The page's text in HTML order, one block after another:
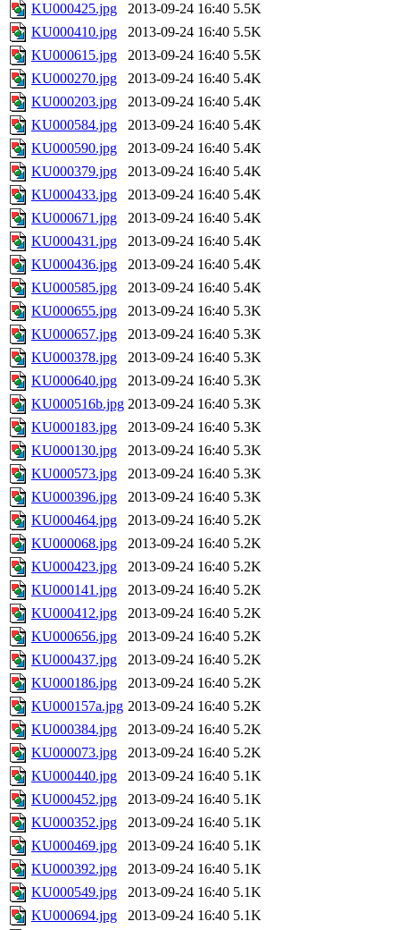
KU000425.jpg 2013-09-24 16:40 5.5K
KU000410.jpg
2013-09-24 16:40 5.5K
KU000615.jpg
2013-09-24 16:40 5.5K
KU000270.jpg
2013-09-24 16:40 5.4K
KU000203.jpg
2013-09-24 16:40 5.4K
KU000584.jpg
2013-09-24 16:40 5.4K
KU000590.jpg
2013-09-24 16:40 5.4K
KU000379.jpg
2013-09-24 16:40 5.4K
KU000433.jpg
2013-09-24 16:40 5.4K
KU000671.jpg
2013-09-24 16:40 5.4K
KU000431.jpg
2013-09-24 16:40 5.4K
KU000436.jpg
2013-09-24 16:40 5.4K
KU000585.jpg
2013-09-24 16:40 5.4K
KU000655.jpg
2013-09-24 16:40 5.3K
KU000657.jpg
2013-09-24 16:40 5.3K
KU000378.jpg
2013-09-24 16:40 5.3K
KU000640.jpg
2013-09-24 16:40 5.3K
KU000516b.jpg 2013-09-24 16:40 5.3K
KU000183.jpg
2013-09-24 16:40 5.3K
KU000130.jpg
2013-09-24 16:40 5.3K
KU000573.jpg
2013-09-24 16:40 5.3K
KU000396.jpg
2013-09-24 16:40 5.3K
KU000464.jpg
2013-09-24 16:40 5.2K
KU000068.jpg
2013-09-24 16:40 5.2K
KU000423.jpg
2013-09-24 16:40 5.2K
KU000141.jpg
2013-09-24 16:40 5.2K
KU000412.jpg
2013-09-24 16:40 5.2K
KU000656.jpg
2013-09-24 16:40 5.2K
KU000437.jpg
2013-09-24 16:40 5.2K
KU000186.jpg
2013-09-24 16:40 5.2K
KU000157a.jpg 2013-09-24 16:40 5.2K
KU000384.jpg
2013-09-24 16:40 5.2K
KU000073.jpg
2013-09-24 16:40 5.2K
KU000440.jpg
2013-09-24 16:40 5.1K
KU000452.jpg
2013-09-24 16:40 5.1K
KU000352.jpg
2013-09-24 16:40 5.1K
KU000469.jpg
2013-09-24 16:40 5.1K
KU000392.jpg
2013-09-24 16:40 5.1K
KU000549.jpg
2013-09-24 16:40 5.1K
KU000694.jpg
2013-09-24 16:40 5.1K